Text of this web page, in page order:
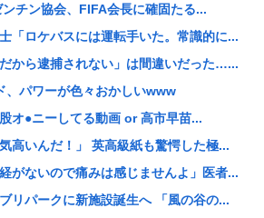
ジでアニメ中止になりそう
が知ってるのに、まだ一度も大河で取...
プールでエグい乳を放り出してしまう...
おっぱい、たわわ、たわわwww
レー誤射事件。引率教員が腰に下げて...
万人を合法化】「富の象徴」に掲示...
社員が辞めただけで会社終了へ…
ンチン協会、FIFA会長に確固たる...
「ロケバスには運転手いた。常識的に...
だから逮捕されない」は間違いだった…...
、パワーが色々おかしいwww
オ●ニーしてる動画 or 高市早苗...
高いんだ！」 英高級紙も驚愕した極...
がないので痛みは感じませんよ」医者...
リパークに新施設誕生へ 「風の谷の...